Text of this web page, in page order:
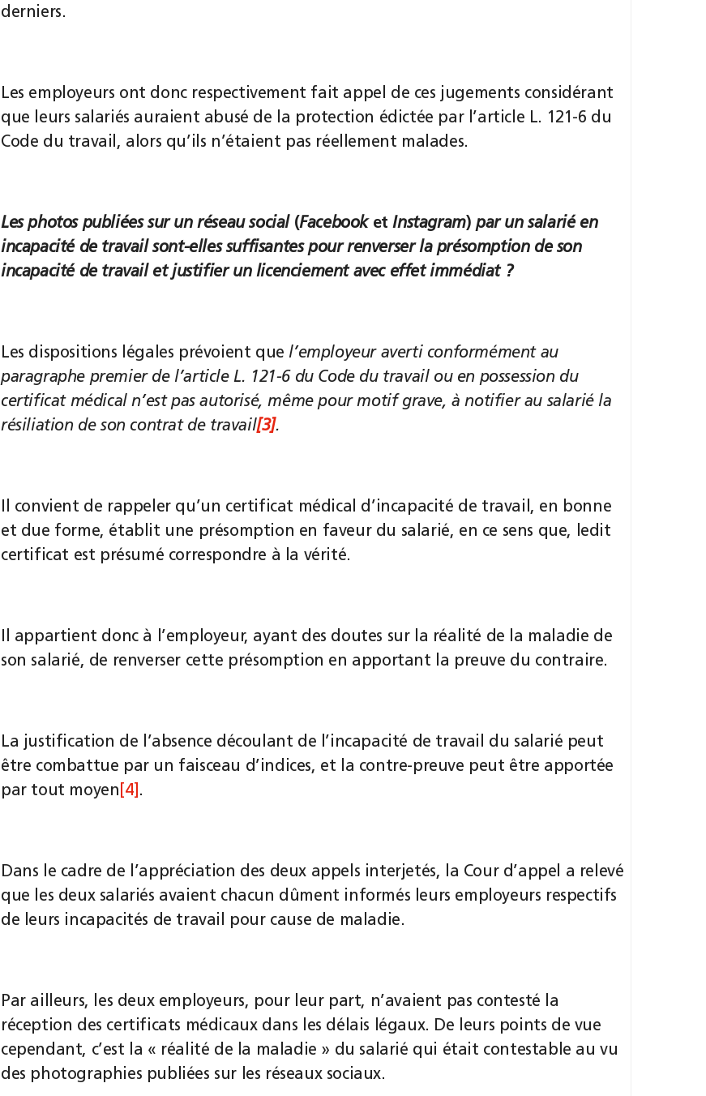
derniers.
Les employeurs ont donc respectivement fait appel de ces jugements considérant
que leurs salariés auraient abusé de la protection édictée par l’article L. 121-6 du
Code du travail, alors qu’ils n’étaient pas réellement malades.
Les photos publiées sur un réseau social (FacebooketInstagram) par un salarié en
incapacité de travail sont-elles suffisantes pour renverser la présomption de son
incapacité de travail et justifier un licenciement avec effet immédiat ?
Les dispositions légales prévoient que l’employeur averti conformément au
paragraphe premier de l’article L. 121-6 du Code du travail ou en possession du
certificat médical n’est pas autorisé, même pour motif grave, à notifier au salarié la
résiliation de son contrat de travail[3].
Il convient de rappeler qu’un certificat médical d’incapacité de travail, en bonne
et due forme, établit une présomption en faveur du salarié, en ce sens que, ledit
certificat est présumé correspondre à la vérité.
Il appartient donc à l’employeur, ayant des doutes sur la réalité de la maladie de
son salarié, de renverser cette présomption en apportant la preuve du contraire.
La justification de l’absence découlant de l’incapacité de travail du salarié peut
être combattue par un faisceau d’indices, et la contre-preuve peut être apportée
par tout moyen [4] .
Dans le cadre de l’appréciation des deux appels interjetés, la Cour d’appel a relevé
que les deux salariés avaient chacun dûment informés leurs employeurs respectifs
de leurs incapacités de travail pour cause de maladie.
Par ailleurs, les deux employeurs, pour leur part, n’avaient pas contesté la
réception des certificats médicaux dans les délais légaux. De leurs points de vue
cependant, c’est la « réalité de la maladie » du salarié qui était contestable au vu
des photographies publiées sur les réseaux sociaux.